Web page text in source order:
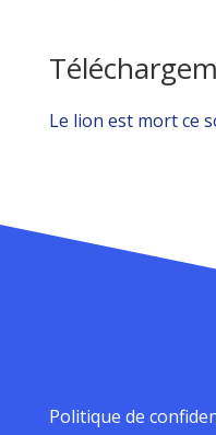
Le lion est mort ce
Politique de